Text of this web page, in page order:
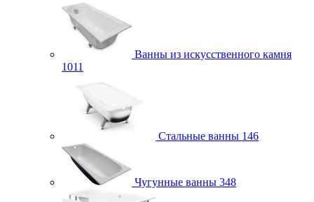
Ванны из искусственного камня
1011
Стальные ванны 146
Чугунные ванны 348